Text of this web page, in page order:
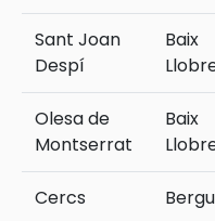
Sant Joan
Despí
Baix
Olesa de
Montserrat
Baix
Cercs